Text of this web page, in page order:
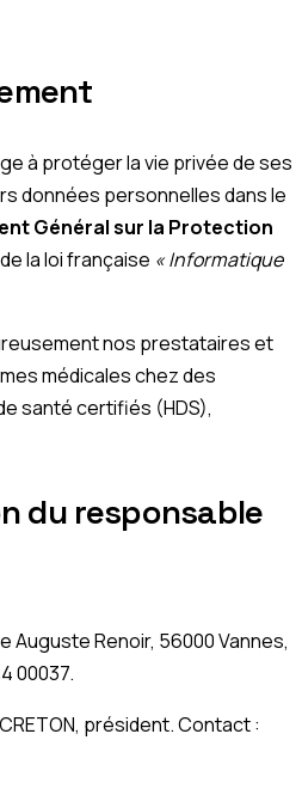
à protéger la vie privée de ses
données personnelles dans le
Général sur la Protection
la loi française « Informatique
nos prestataires et
médicales chez des
santé certifiés (HDS),
du responsable
Auguste Renoir, 56000 Vannes,
00037.
président. Contact :